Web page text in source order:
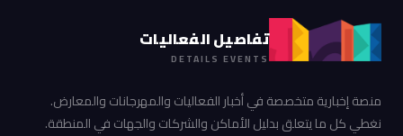
تفاصيل الفعاليات
DETAILS EVENTS
منصة إخبارية متخصصة في أخبار الفعاليات والمهرجانات والمعارض.
نغطي كل ما يتعلق بدليل الأماكن والشركات والجهات في المنطقة.